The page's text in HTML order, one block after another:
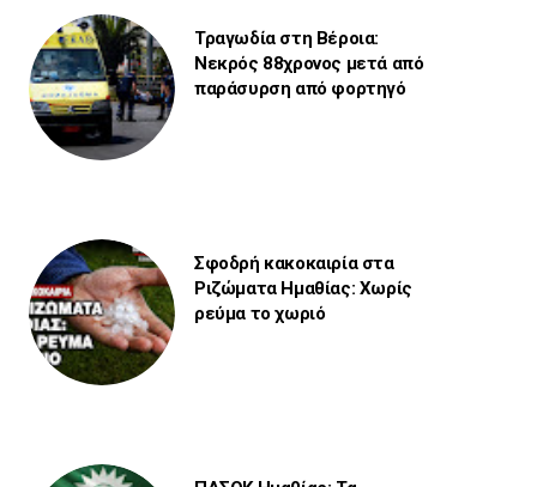
Τραγωδία στη Βέροια:
Νεκρός 88χρονος μετά από
παράσυρση από φορτηγό
Σφοδρή κακοκαιρία στα
Ριζώματα Ημαθίας: Χωρίς
ρεύμα το χωριό